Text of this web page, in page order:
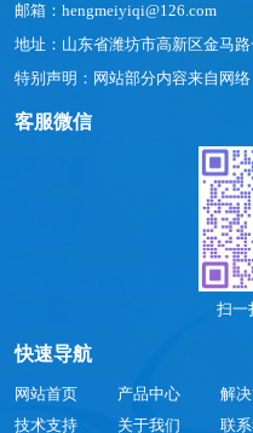
邮箱：hengmeiyiqi@126.com
地址：山东省潍坊市高新区金马
特别声明：网站部分内容来自网
客服微信
扫一
快速导航
网站首页 产品中心 解
技术支持
关于我们 联